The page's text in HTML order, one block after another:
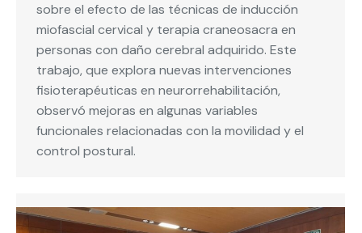
sobre el efecto de las técnicas de inducción
miofascial cervical y terapia craneosacra en
personas con daño cerebral adquirido. Este
trabajo, que explora nuevas intervenciones
fisioterapéuticas en neurorrehabilitación,
observó mejoras en algunas variables
funcionales relacionadas con la movilidad y el
control postural.